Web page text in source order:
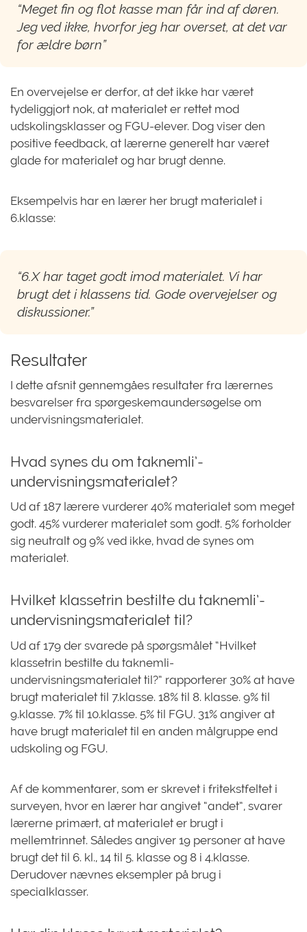
“Meget fin og flot kasse man får ind af døren.
Jeg ved ikke, hvorfor jeg har overset, at det var
for ældre børn”
En overvejelse er derfor, at det ikke har været
tydeliggjort nok, at materialet er rettet mod
udskolingsklasser og FGU-elever. Dog viser den
positive feedback, at lærerne generelt har været
glade for materialet og har brugt denne.
Eksempelvis har en lærer her brugt materialet i
6.klasse:
“6.X har taget godt imod materialet. Vi har
brugt det i klassens tid. Gode overvejelser og
diskussioner.”
Resultater
I dette afsnit gennemgåes resultater fra lærernes
besvarelser fra spørgeskemaundersøgelse om
undervisningsmaterialet.
Hvad synes du om taknemli’-
undervisningsmaterialet?
Ud af 187 lærere vurderer 40% materialet som meget
godt. 45% vurderer materialet som godt. 5% forholder
sig neutralt og 9% ved ikke, hvad de synes om
materialet.
Hvilket klassetrin bestilte du taknemli’-
undervisningsmaterialet til?
Ud af 179 der svarede på spørgsmålet “Hvilket
klassetrin bestilte du taknemli-
undervisningsmaterialet til?” rapporterer 30% at have
brugt materialet til 7.klasse. 18% til 8. klasse. 9% til
9.klasse. 7% til 10.klasse. 5% til FGU. 31% angiver at
have brugt materialet til en anden målgruppe end
udskoling og FGU.
Af de kommentarer, som er skrevet i fritekstfeltet i
surveyen, hvor en lærer har angivet “andet”, svarer
lærerne primært, at materialet er brugt i
mellemtrinnet. Således angiver 19 personer at have
brugt det til 6. kl., 14 til 5. klasse og 8 i 4.klasse.
Derudover nævnes eksempler på brug i
specialklasser.